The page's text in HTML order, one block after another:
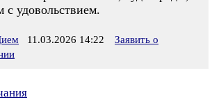
с удовольствием.
11.03.2026 14:22
Заявить о